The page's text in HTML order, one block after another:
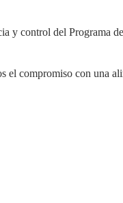
y control del
compromiso con una